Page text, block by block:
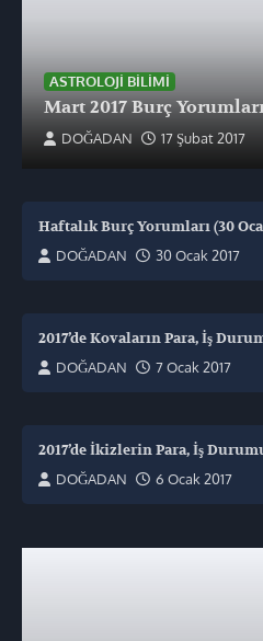
ASTROLOJI BILIMI
Mart 2017 Burç
DOĞADAN 17 Şubat 2017
Haftalık Burç Yorumları (30
DOĞADAN
30 Ocak 2017
2017’de Kovaların Para, İş
DOĞADAN
7 Ocak 2017
2017’de İkizlerin Para, İş
DOĞADAN
6 Ocak 2017